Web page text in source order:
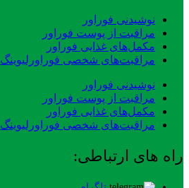
نوشیدنی فوراور
مراقبت از پوست فوراور
مکمل‌های غذایی فوراور
مراقبت‌های شخصی فوراورلیوینگ
نوشیدنی فوراور
مراقبت از پوست فوراور
مکمل‌های غذایی فوراور
مراقبت‌های شخصی فوراورلیوینگ
راه های ارتباطی: